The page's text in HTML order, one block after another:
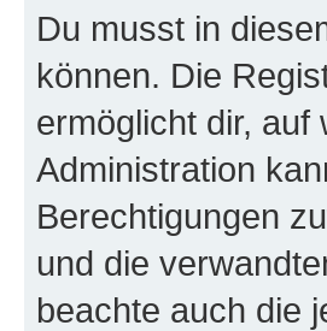
Du musst in
können. Die
ermöglicht dir, auf
Administration
Berechtigungen
und die
beachte auch die